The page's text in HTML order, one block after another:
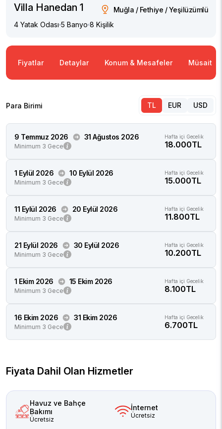
Villa Hanedan 1
Muğla / Fethiye / Yeşilüzümlü
4 Yatak Odası 5 Banyo 8 Kişilik
Fiyatlar Detaylar Konum & Mesafeler Müsaitlik
Para Birimi TL EUR USD
9 Temmuz 2026 31 Ağustos 2026
Minimum 3 Gece
Hafta içi Gecelik
18.000TL
1 Eylül 2026 10 Eylül 2026
Minimum 3 Gece
Hafta içi Gecelik
15.000TL
11 Eylül 2026 20 Eylül 2026
Minimum 3 Gece
Hafta içi Gecelik
11.800TL
21 Eylül 2026 30 Eylül 2026
Minimum 3 Gece
Hafta içi Gecelik
10.200TL
1 Ekim 2026 15 Ekim 2026
Minimum 3 Gece
Hafta içi Gecelik
8.100TL
16 Ekim 2026 31 Ekim 2026
Minimum 3 Gece
Hafta içi Gecelik
6.700TL
Fiyata Dahil Olan Hizmetler
Havuz ve Bahçe
Bakımı
Ücretsiz
İnternet
Ücretsiz